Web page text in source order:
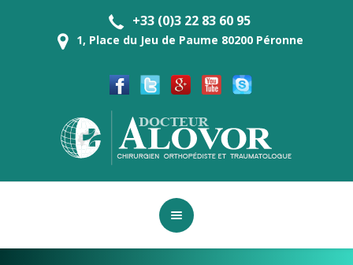
+33 (0)3 22 83 60 95
1, Place du Jeu de Paume 80200 Péronne